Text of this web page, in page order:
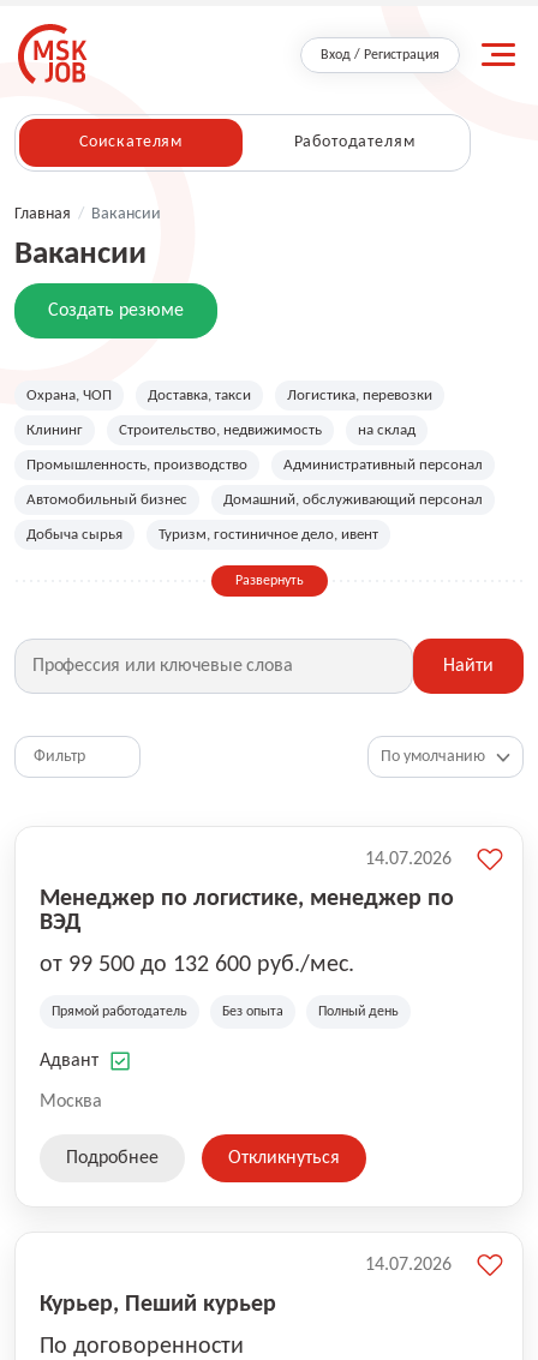
Вход / Регистрация
Соискателям Работодателям
Главная / Вакансии
Вакансии
Создать резюме
Охрана, ЧОП Доставка, такси Логистика, перевозки
Клининг Строительство, недвижимость на склад
Промышленность, производство Административный персонал
Автомобильный бизнес Домашний, обслуживающий персонал
Добыча сырья Туризм, гостиничное дело, ивент
Дизайн, искусство, ивент
Фитнес, красота, спорт Страхование
Медицина, фармацевтика Маркетинг, PR, реклама
HR, управление персоналом
Топ менеджмент, руководители
Развернуть
Найти
Фильтр
Менеджер по логистике, менеджер по
ВЭД
от 99 500 до 132 600 руб./мес.
Прямой работодатель Без опыта Полный день
Адвант
Москва
14.07.2026
Подробнее Откликнуться
Курьер, Пеший курьер
По договоренности
14.07.2026